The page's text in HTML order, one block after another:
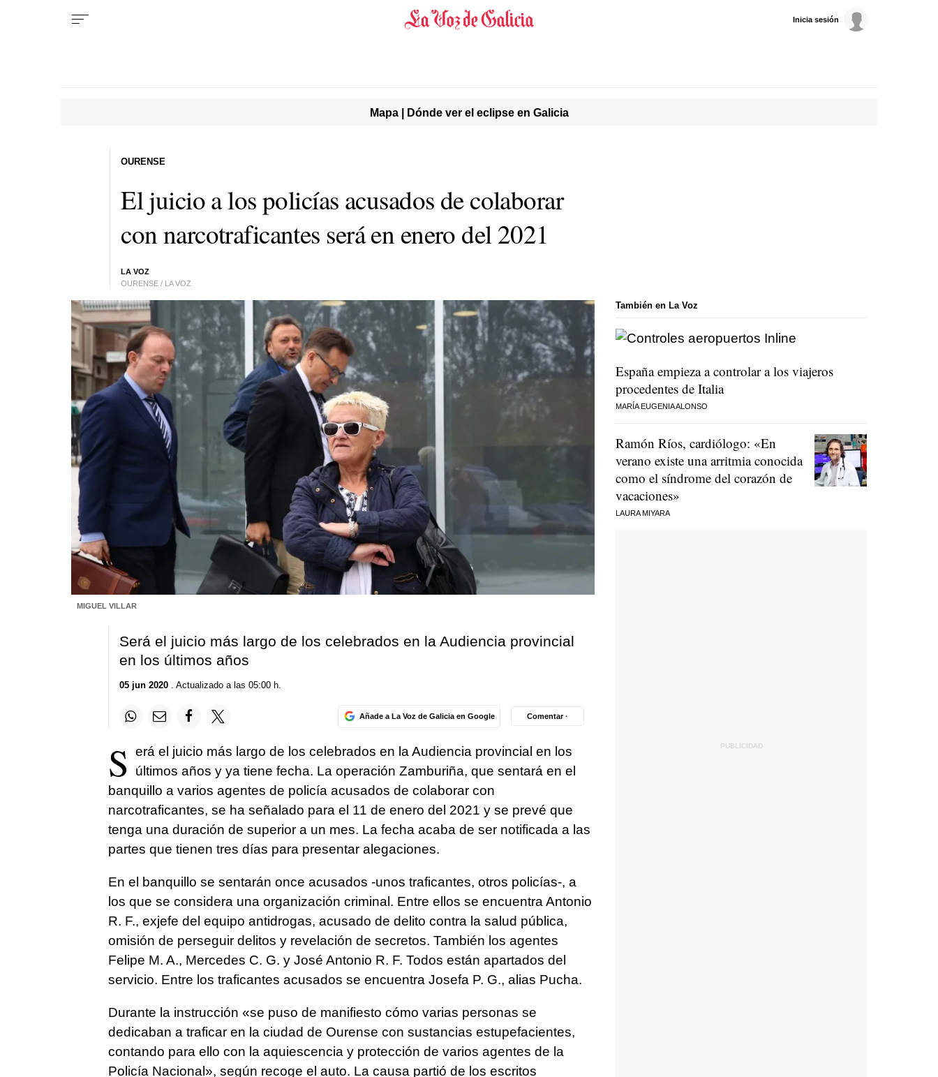
Inicia sesión
Mapa | Dónde ver el eclipse en Galicia
El juicio a los policías acusados de colaborar
con narcotraficantes será en enero del 2021
LA VOZ
OURENSE / LA VOZ
OURENSE
MIGUEL VILLAR
Será el juicio más largo de los celebrados en la Audiencia provincial
en los últimos años
05 jun 2020. Actualizado a las 05:00 h.
Añade a La Voz de Galicia en Google Comentar ·
S
erá el juicio más largo de los celebrados en la Audiencia provincial en los
últimos años y ya tiene fecha. La operación Zamburiña, que sentará en el
banquillo a varios agentes de policía acusados de colaborar con
narcotraficantes, se ha señalado para el 11 de enero del 2021 y se prevé que
tenga una duración de superior a un mes. La fecha acaba de ser notificada a las
partes que tienen tres días para presentar alegaciones.
En el banquillo se sentarán once acusados -unos traficantes, otros policías-, a
los que se considera una organización criminal. Entre ellos se encuentra Antonio
R. F., exjefe del equipo antidrogas, acusado de delito contra la salud pública,
omisión de perseguir delitos y revelación de secretos. También los agentes
Felipe M. A., Mercedes C. G. y José Antonio R. F. Todos están apartados del
servicio. Entre los traficantes acusados se encuentra Josefa P. G., alias Pucha.
Durante la instrucción «se puso de manifiesto cómo varias personas se
dedicaban a traficar en la ciudad de Ourense con sustancias estupefacientes,
contando para ello con la aquiescencia y protección de varios agentes de la
Policía Nacional», según recoge el auto. La causa partió de los escritos
También en La Voz
España empieza a controlar a los viajeros
procedentes de Italia
MARÍA EUGENIA ALONSO
Ramón Ríos, cardiólogo: «En
verano existe una arritmia conocida
como el síndrome del corazón de
vacaciones»
LAURA MIYARA